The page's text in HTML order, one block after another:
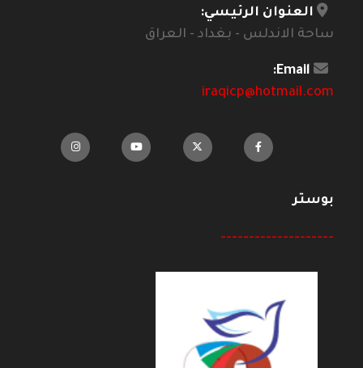
العنوان الرئيسي:
ساحة الاندلس - بغداد - العراق
Email:
iraqicp@hotmail.com
بوستر
--------------------